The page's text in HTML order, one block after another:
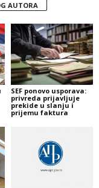
AUTORA
SEF ponovo usporava:
privreda prijavljuje
prekide u slanju i
prijemu faktura